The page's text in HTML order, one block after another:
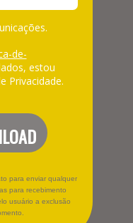
de-
estou
Privacidade.
para enviar qualquer
para recebimento
usuário a exclusão